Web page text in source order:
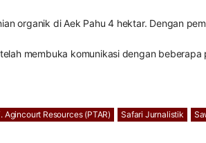
organik di Aek Pahu 4 hektar. Dengan
membuka komunikasi dengan
Agincourt Resources (PTAR) Safari Jurnalistik